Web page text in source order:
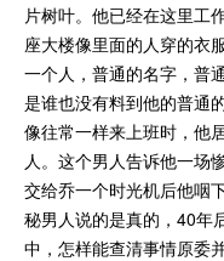
片树叶。他已经在这里工
座大楼像里面的人穿的衣
一个人，普通的名字，普
是谁也没有料到他的普通
像往常一样来上班时，他
人。这个男人告诉他一场
交给乔一个时光机后他咽
秘男人说的是真的，40年
中，怎样能查清事情原委